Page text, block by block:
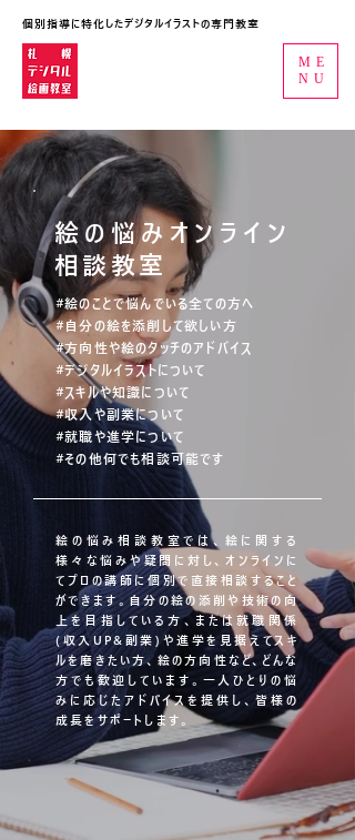
ME
NU
個別指導に特化したデジタルイラストの専門教室
絵の悩みオンライン
相談教室
#絵のことで悩んでいる全ての方へ
#自分の絵を添削して欲しい方
#方向性や絵のタッチのアドバイス
#デジタルイラストについて
#スキルや知識について
#収入や副業について
#就職や進学について
#その他何でも相談可能です
絵の悩み相談教室では、絵に関する
様々な悩みや疑問に対し、オンラインに
てプロの講師に個別で直接相談すること
ができます。自分の絵の添削や技術の向
上を目指している方、または就職関係
(収入UP&副業)や進学を見据えてスキ
ルを磨きたい方、絵の方向性など、どんな
方でも歓迎しています。一人ひとりの悩
みに応じたアドバイスを提供し、皆様の
成長をサポートします。